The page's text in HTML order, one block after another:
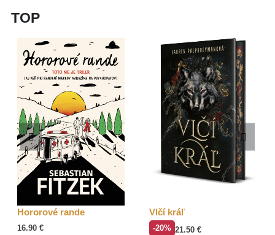
TOP
Hororové rande
16.90 €
Vlčí kráľ
-20% 21.50€